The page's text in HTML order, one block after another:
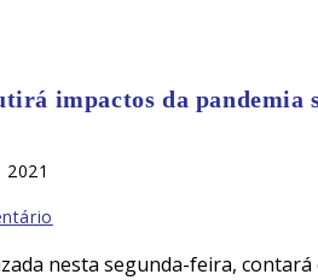
impactos da pandemia
nesta segunda-feira,